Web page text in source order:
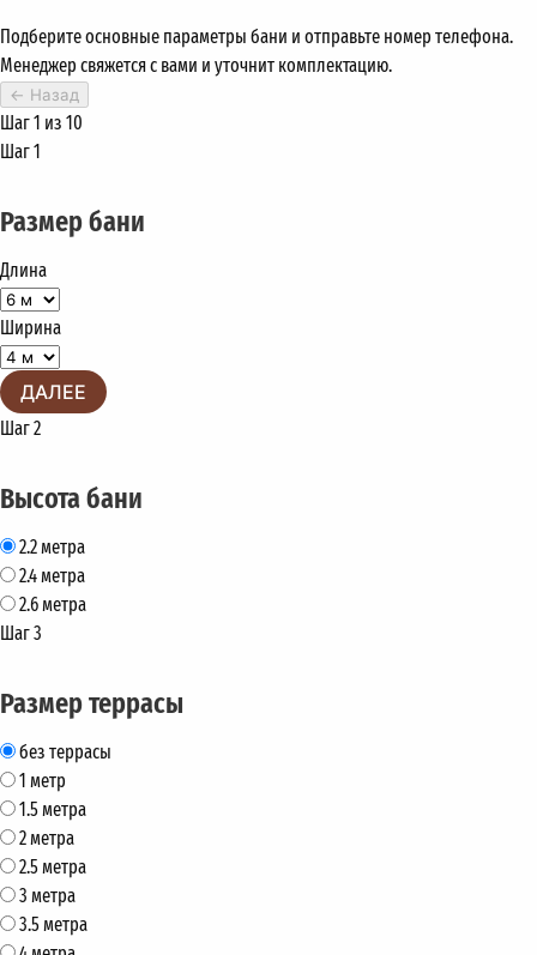
Подберите основные параметры бани и отправьте номер телефона.
Менеджер свяжется с вами и уточнит комплектацию.
← Назад
Шаг 1 из 10
Шаг 1
Размер бани
Длина
Ширина
ДАЛЕЕ
Шаг 2
Высота бани
2.2 метра
2.4 метра
2.6 метра
Шаг 3
Размер террасы
без террасы
1 метр
1.5 метра
2 метра
2.5 метра
3 метра
3.5 метра